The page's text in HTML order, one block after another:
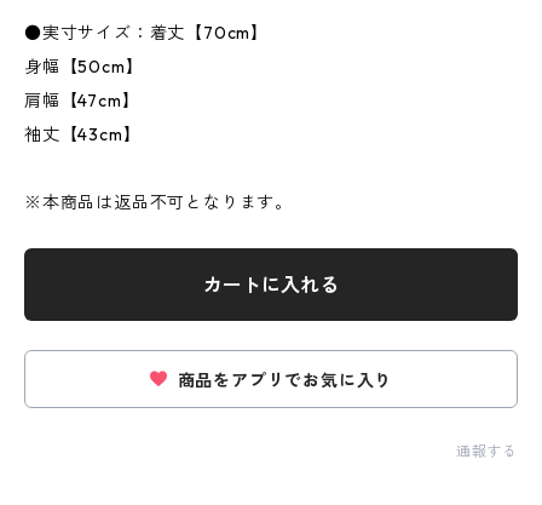
●実寸サイズ：着丈【70cm】
身幅【50cm】
肩幅【47cm】
袖丈【43cm】
※本商品は返品不可となります。
カートに入れる
商品をアプリでお気に入り
通報する